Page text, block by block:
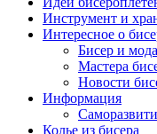
Инструмент и
Интересное о
Бисер и мода
Мастера
Новости
Информация
Колье из бисера